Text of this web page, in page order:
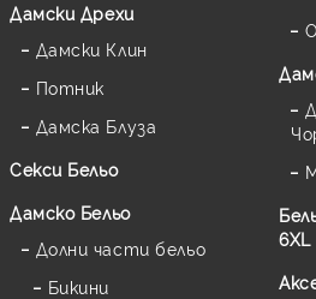
Дамски Дрехи
Дамски Клин
Потник
Дамска Блуза
Секси Бельо
Дамско Бельо
Долни части бельо
Бикини
6XL